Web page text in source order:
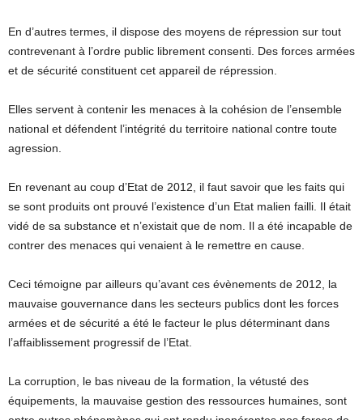
En d’autres termes, il dispose des moyens de répression sur tout
contrevenant à l’ordre public librement consenti. Des forces armées
et de sécurité constituent cet appareil de répression.
Elles servent à contenir les menaces à la cohésion de l’ensemble
national et défendent l’intégrité du territoire national contre toute
agression.
En revenant au coup d’Etat de 2012, il faut savoir que les faits qui
se sont produits ont prouvé l’existence d’un Etat malien failli. Il était
vidé de sa substance et n’existait que de nom. Il a été incapable de
contrer des menaces qui venaient à le remettre en cause.
Ceci témoigne par ailleurs qu’avant ces évènements de 2012, la
mauvaise gouvernance dans les secteurs publics dont les forces
armées et de sécurité a été le facteur le plus déterminant dans
l’affaiblissement progressif de l’Etat.
La corruption, le bas niveau de la formation, la vétusté des
équipements, la mauvaise gestion des ressources humaines, sont